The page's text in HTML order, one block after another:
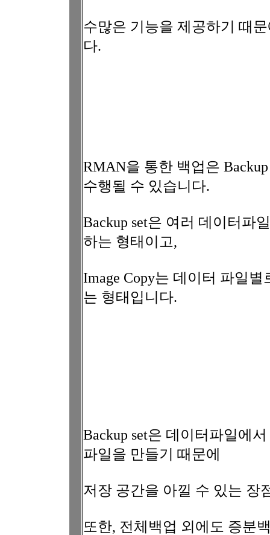
수많은 기능을 제공하기 때
다.
RMAN을 통한 백업은
수행될 수 있습니다.
Backup set은 여러 데이터파
하는 형태이고,
Image Copy는 데이터 파일
는 형태입니다.
Backup set은 데이터파일에
파일을 만들기 때문에
저장 공간을 아낄 수 있는 장
또한, 전체백업 외에도 증분